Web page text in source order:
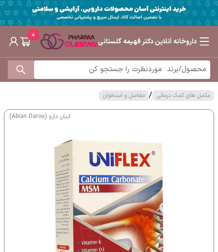
داروخانه آنلاین دکتر فهیمه گلستانی
0
مکمل های کمک درمانی / مفاصل و استخوان
ابیان دارو (Abian Darou)